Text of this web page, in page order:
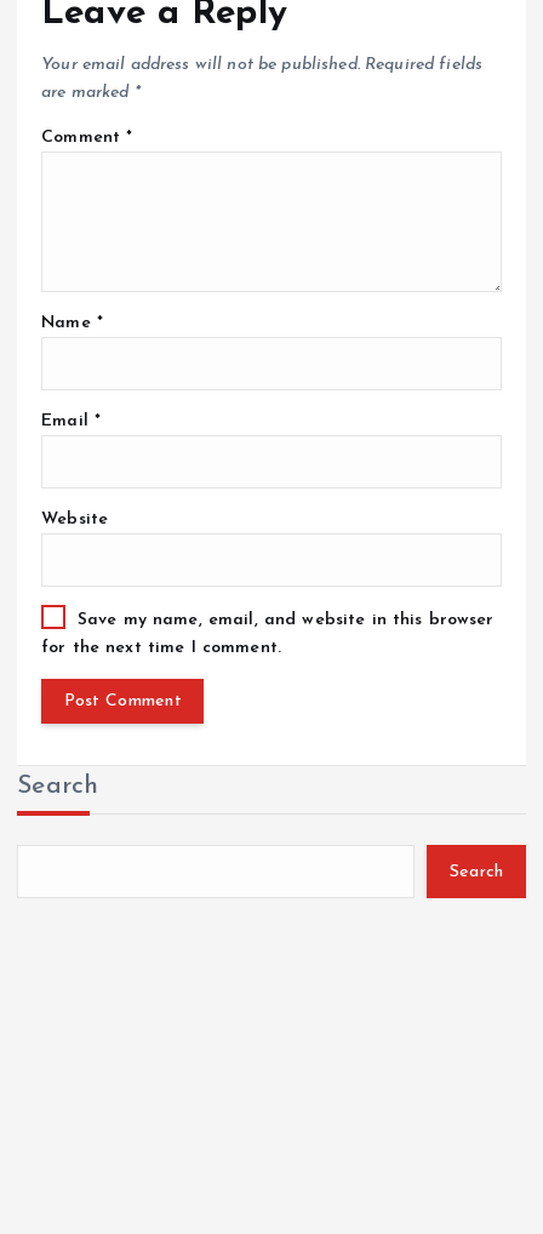
Leave a Reply
Your email address will not be published. Required fields
are marked *
Comment*
Name *
Email *
Website
Save my name, email, and website in this browser
for the next time I comment.
Search
Search